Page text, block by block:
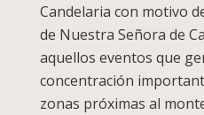
Candelaria con motivo
de Nuestra Señora de
aquellos eventos que
concentración
zonas próximas al